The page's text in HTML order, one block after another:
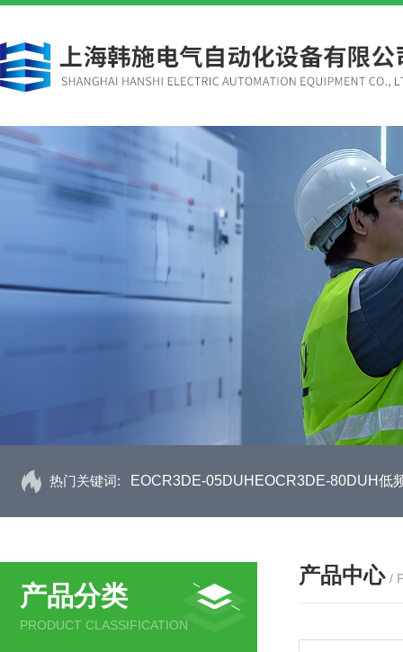
热门关键词: EOCR3DE-05DUHEOCR3DE-80DUH低
产品分类
PRODUCT CLASSIFICATION
产品中心 /